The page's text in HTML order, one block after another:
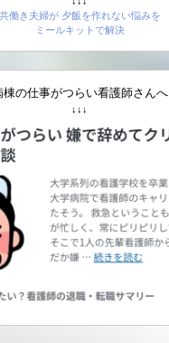
共働き夫婦が 夕飯を作れない悩みを
ミールキットで解決
棟の仕事がつらい看護師さんへ
↓↓↓